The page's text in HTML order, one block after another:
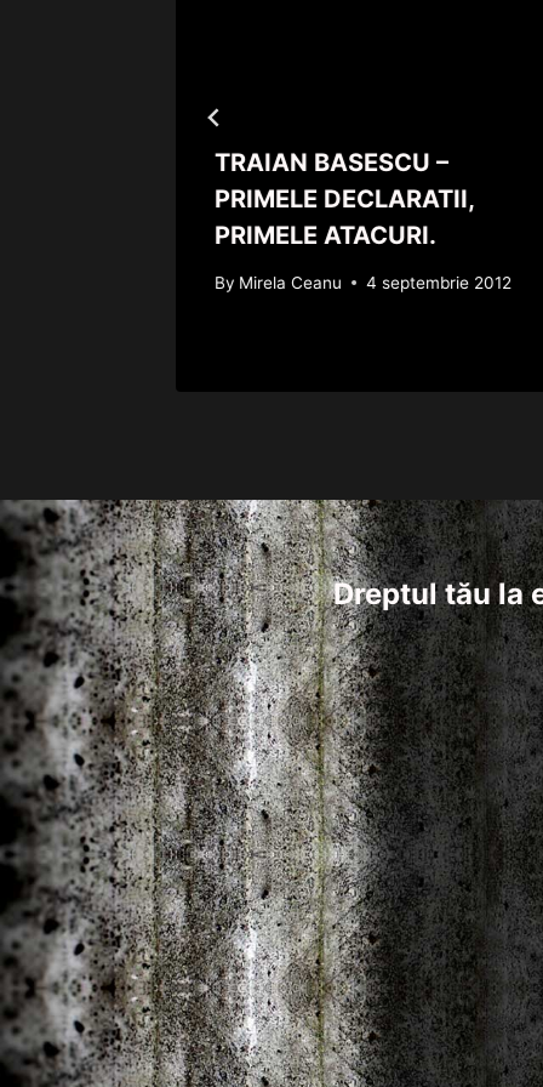
TRAIAN BASESCU –
PRIMELE DECLARATII,
PRIMELE ATACURI.
By Mirela Ceanu 4 septembrie 2012
Dreptul tău la